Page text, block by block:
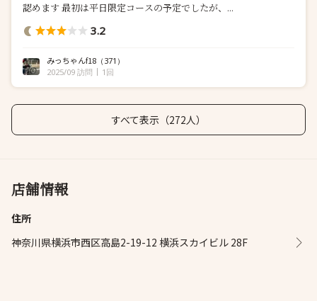
認めます 最初は平日限定コースの予定でしたが、...
3.2
みっちゃんf18 （371）
2025/09 訪問
1回
すべて表示（272人）
店舗情報
住所
神奈川県横浜市西区高島2-19-12 横浜スカイビル 28F